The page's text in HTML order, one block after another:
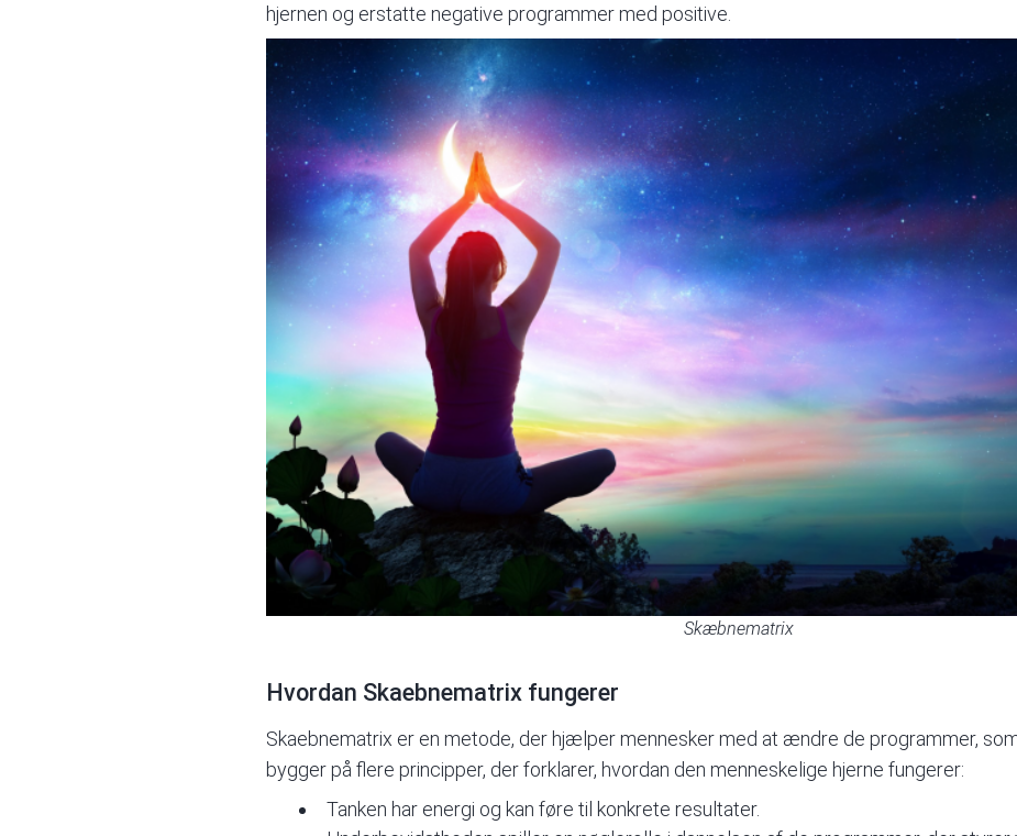
hjernen og erstatte negative programmer med positive.
Skæbnematrix
Hvordan Skaebnematrix fungerer
Skaebnematrix er en metode, der hjælper mennesker med at ændre de programmer,
bygger på flere principper, der forklarer, hvordan den menneskelige hjerne fungerer:
Tanken har energi og kan føre til konkrete resultater.